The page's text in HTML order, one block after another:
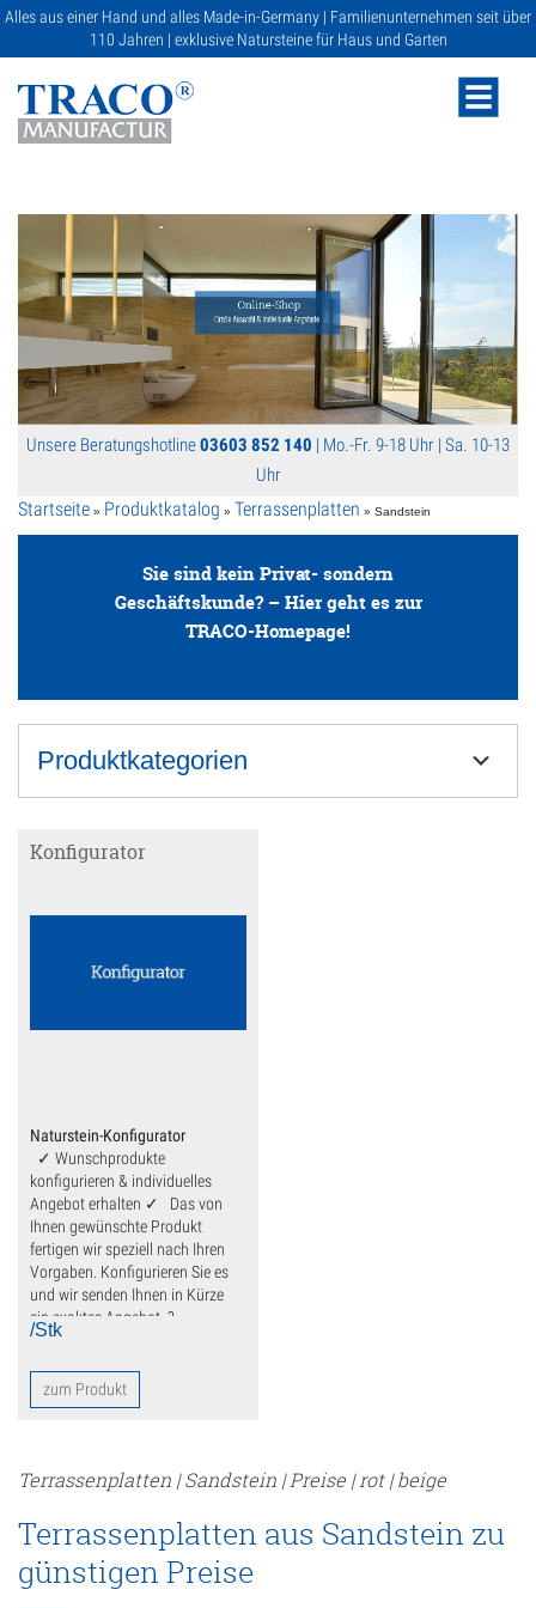
Alles aus einer Hand und alles Made-in-Germany | Familienunternehmen seit über
110 Jahren | exklusive Natursteine für Haus und Garten
NATURSTEINE
KATALOGE
RATGEBER
SERVICE
GALERIE
ANFRAGE
ONLINE-SHOP
Unsere Beratungshotline03603 852 140 | Mo.-Fr. 9-18 Uhr | Sa. 10-13
Uhr
Startseite » Produktkatalog » Terrassenplatten » Sandstein
Sie sind kein Privat- sondern
Geschäftskunde? – Hier geht es zur
TRACO-Homepage!
Produktkategorien
Sandstein
Fensterbank
Findlinge
Gartenmöbel
Gartenplatten
Sandstein
Gehwegplatten
Kamin
Küchenarbeitsplatten
Konfigurator
Naturstein-Konfigurator
✓ Wunschprodukte
konfigurieren & individuelles
Angebot erhalten ✓ Das von
Ihnen gewünschte Produkt
fertigen wir speziell nach Ihren
Vorgaben. Konfigurieren Sie es
und wir senden Ihnen in Kürze
ein exaktes Angebot. ?
/Stk
zum Produkt
Terrassenplatten | Sandstein | Preise | rot | beige
Terrassenplatten aus Sandstein zu
günstigen Preise